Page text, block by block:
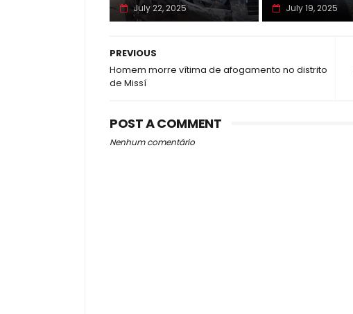
July 22, 2025 July 19, 2025
PREVIOUS
Homem morre vítima de afogamento no distrito
de Missí
POST A COMMENT
Nenhum comentário